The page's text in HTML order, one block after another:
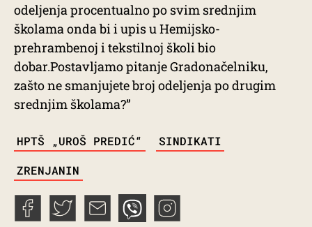
odeljenja procentualno po svim srednjim
školama onda bi i upis u Hemijsko-
prehrambenoj i tekstilnoj školi bio
dobar.Postavljamo pitanje Gradonačelniku,
zašto ne smanjujete broj odeljenja po drugim
srednjim školama?”
TAGS
HPTŠ „UROŠ PREDIĆ“ SINDIKATI
ZRENJANIN